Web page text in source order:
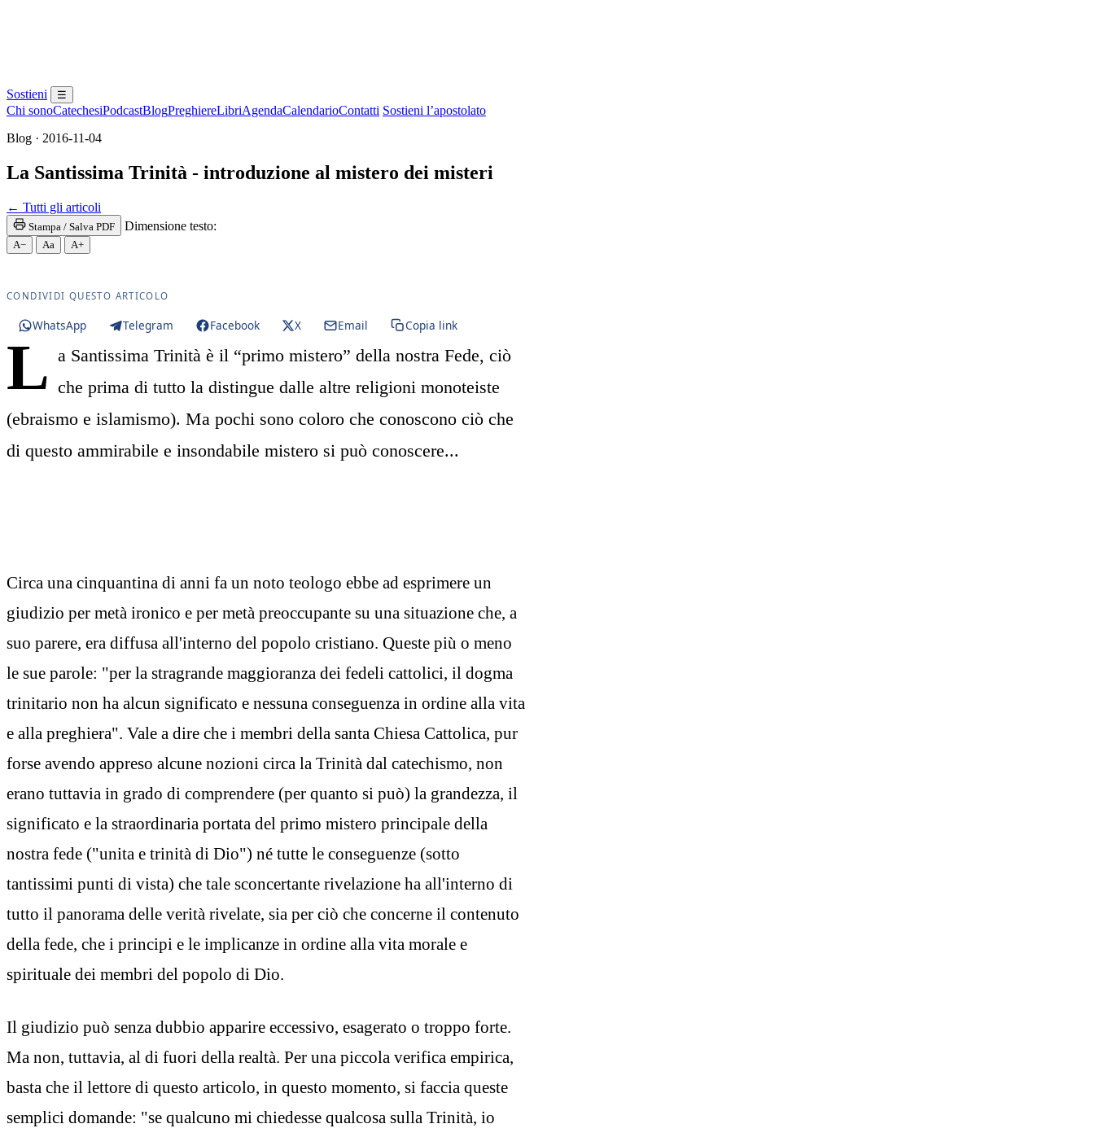
Sostieni ☰
Chi sonoCatechesiPodcastBlogPreghiereLibriAgendaCalendarioContatti Sostieni l’apostolato
Blog · 2016-11-04
La Santissima Trinità - introduzione al mistero dei misteri
← Tutti gli articoli
Stampa / Salva PDF Dimensione testo:
A− Aa A+
CONDIVIDI QUESTO ARTICOLO
WhatsApp Telegram Facebook X Email Copia link
L a Santissima Trinità è il “primo mistero” della nostra Fede, ciò
che prima di tutto la distingue dalle altre religioni monoteiste
(ebraismo e islamismo). Ma pochi sono coloro che conoscono ciò che
di questo ammirabile e insondabile mistero si può conoscere...
Circa una cinquantina di anni fa un noto teologo ebbe ad esprimere un
giudizio per metà ironico e per metà preoccupante su una situazione che, a
suo parere, era diffusa all'interno del popolo cristiano. Queste più o meno
le sue parole: "per la stragrande maggioranza dei fedeli cattolici, il dogma
trinitario non ha alcun significato e nessuna conseguenza in ordine alla vita
e alla preghiera". Vale a dire che i membri della santa Chiesa Cattolica, pur
forse avendo appreso alcune nozioni circa la Trinità dal catechismo, non
erano tuttavia in grado di comprendere (per quanto si può) la grandezza, il
significato e la straordinaria portata del primo mistero principale della
nostra fede ("unita e trinità di Dio") né tutte le conseguenze (sotto
tantissimi punti di vista) che tale sconcertante rivelazione ha all'interno di
tutto il panorama delle verità rivelate, sia per ciò che concerne il contenuto
della fede, che i principi e le implicanze in ordine alla vita morale e
spirituale dei membri del popolo di Dio.
Il giudizio può senza dubbio apparire eccessivo, esagerato o troppo forte.
Ma non, tuttavia, al di fuori della realtà. Per una piccola verifica empirica,
basta che il lettore di questo articolo, in questo momento, si faccia queste
semplici domande: "se qualcuno mi chiedesse qualcosa sulla Trinità, io